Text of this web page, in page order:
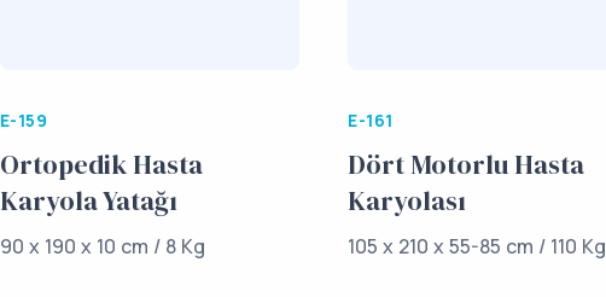
E-159
Ortopedik Hasta
Karyola Yatağı
90 x 190 x 10 cm / 8 Kg
E-161
Dört Motorlu Hasta
Karyolası
105 x 210 x 55-85 cm / 110 Kg